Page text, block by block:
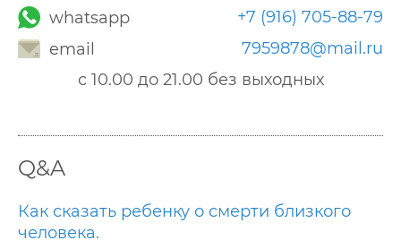
whatsapp
+7 (916) 705-88-79
email
7959878@mail.ru
с 10.00 до 21.00 без выходных
Q&A
Как сказать ребенку о смерти близкого
человека.